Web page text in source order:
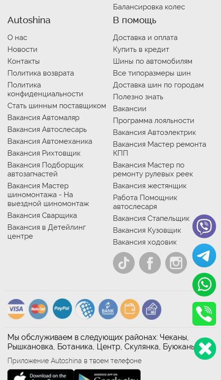
Балансировка колес
Autoshina
О нас
Новости
Контакты
Политика возврата
Политика
конфиденциальности
Стать шинным поставщиком
Вакансия Автомаляр
Вакансия Автослесарь
Вакансия Автомеханика
Вакансия Рихтовщик
Вакансия Подборщик
автозапчастей
Вакансия Мастер
шиномонтажа - На
выездной шиномонтаж
Вакансия Сварщика
Вакансия в Детейлинг
центре
В помощь
Доставка и оплата
Купить в кредит
Шины по автомобилям
Все типоразмеры шин
Доставка шин по городам
Полезно знать
Вакансии
Программа лояльности
Вакансия Автоэлектрик
Вакансия Мастер ремонта
КПП
Вакансия Мастер по
ремонту рулевых реек
Вакансия жестянщик
Работа Помощник
автослесаря
Вакансия Стапельщик
Вакансия Кузовщик
Вакансия ходовик
Мы обслуживаем в следующих районах: Чеканы,
Рышкановка, Ботаника, Центр, Скулянка, Буюканы
Приложение Autoshina в твоем телефоне